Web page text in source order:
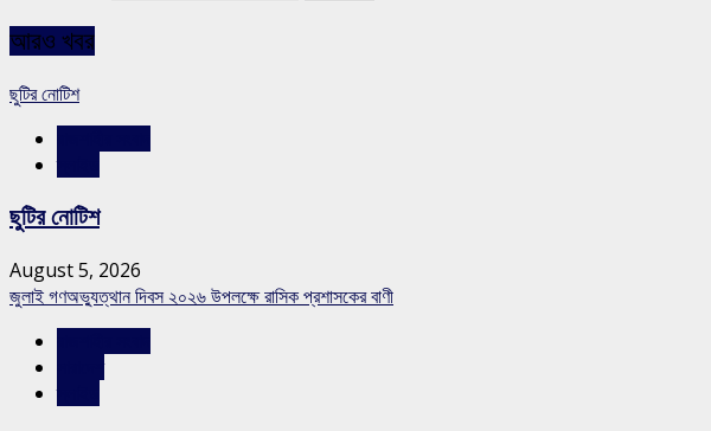
আরও খবর
ছুটির নোটিশ
ছুটির নোটিশ
August 5, 2026
জুলাই গণঅভ্যুত্থান দিবস ২০২৬ উপলক্ষে রাসিক প্রশাসকের বাণী